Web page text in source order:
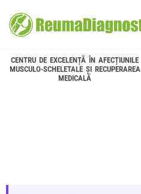
CENTRU DE EXCELENȚĂ ÎN AFECȚIUNILE
MUSCULO-SCHELETALE ȘI RECUPERAREA
MEDICALĂ